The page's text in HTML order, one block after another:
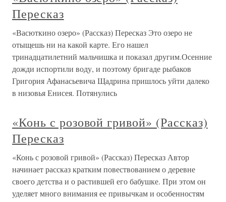
Пересказ
«Васюткино озеро» (Рассказ) Пересказ Это озеро не
отыщешь ни на какой карте. Его нашел
тринадцатилетний мальчишка и показал другим.Осенние
дожди испортили воду, и поэтому бригаде рыбаков
Григория Афанасьевича Щадрина пришлось уйти далеко
в низовья Енисея. Потянулись
«Конь с розовой гривой» (Рассказ)
Пересказ
«Конь с розовой гривой» (Рассказ) Пересказ Автор
начинает рассказ кратким повествованием о деревне
своего детства и о растившей его бабушке. При этом он
уделяет много внимания ее привычкам и особенностям